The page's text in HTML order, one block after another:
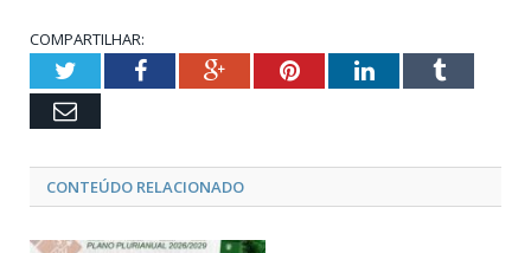
COMPARTILHAR:
TwitterFacebookGoogle+PinterestLinkedInTumblr
Email
CONTEÚDO RELACIONADO